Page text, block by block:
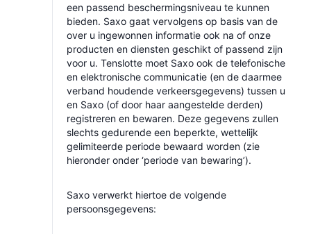
een passend beschermingsniveau te kunnen
bieden. Saxo gaat vervolgens op basis van de
over u ingewonnen informatie ook na of onze
producten en diensten geschikt of passend zijn
voor u. Tenslotte moet Saxo ook de telefonische
en elektronische communicatie (en de daarmee
verband houdende verkeersgegevens) tussen u
en Saxo (of door haar aangestelde derden)
registreren en bewaren. Deze gegevens zullen
slechts gedurende een beperkte, wettelijk
gelimiteerde periode bewaard worden (zie
hieronder onder ‘periode van bewaring’).
Saxo verwerkt hiertoe de volgende
persoonsgegevens: